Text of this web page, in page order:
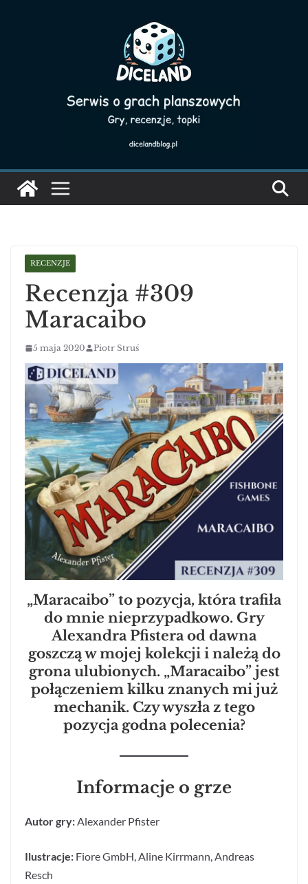
RECENZJE
Recenzja #309
Maracaibo
5 maja 2020 Piotr Struś
„Maracaibo” to pozycja, która trafiła
do mnie nieprzypadkowo. Gry
Alexandra Pfistera od dawna
goszczą w mojej kolekcji i należą do
grona ulubionych. „Maracaibo” jest
połączeniem kilku znanych mi już
mechanik. Czy wyszła z tego
pozycja godna polecenia?
Informacje o grze
Autor gry: Alexander Pfister
Ilustracje: Fiore GmbH, Aline Kirrmann, Andreas
Resch